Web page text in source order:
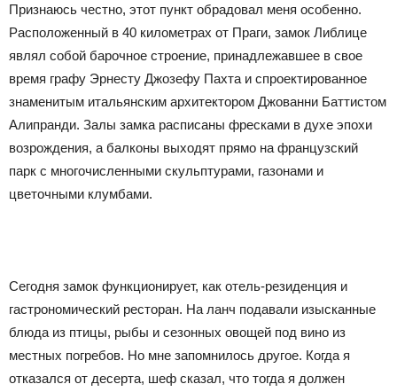
Признаюсь честно, этот пункт обрадовал меня особенно.
Расположенный в 40 километрах от Праги, замок Либлице
являл собой барочное строение, принадлежавшее в свое
время графу Эрнесту Джозефу Пахта и спроектированное
знаменитым итальянским архитектором Джованни Баттистом
Алипранди. Залы замка расписаны фресками в духе эпохи
возрождения, а балконы выходят прямо на французский
парк с многочисленными скульптурами, газонами и
цветочными клумбами.
Сегодня замок функционирует, как отель-резиденция и
гастрономический ресторан. На ланч подавали изысканные
блюда из птицы, рыбы и сезонных овощей под вино из
местных погребов. Но мне запомнилось другое. Когда я
отказался от десерта, шеф сказал, что тогда я должен